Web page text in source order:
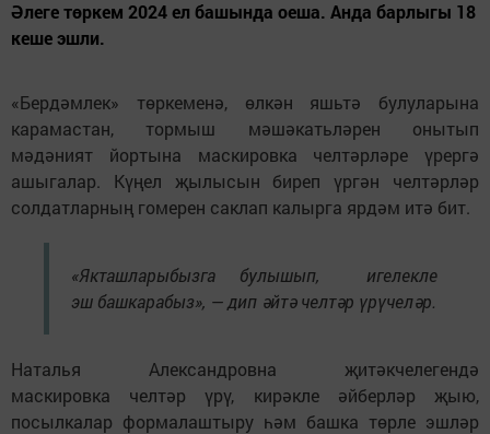
Әлеге төркем 2024 ел башында оеша. Анда барлыгы 18
кеше эшли.
«Бердәмлек» төркеменә, өлкән яшьтә булуларына
карамастан, тормыш мәшәкатьләрен онытып
мәдәният йортына маскировка челтәрләре үрергә
ашыгалар. Күңел җылысын биреп үргән челтәрләр
солдатларның гомерен саклап калырга ярдәм итә бит.
«Якташларыбызга булышып, игелекле
эш башкарабыз», — дип әйтә челтәр үрүчеләр.
Наталья Александровна җитәкчелегендә
маскировка челтәр үрү, кирәкле әйберләр җыю,
посылкалар формалаштыру һәм башка төрле эшләр